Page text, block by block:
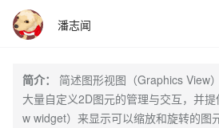
潘志闻
简介：
简述图形视图（Graphics View
大量自定义2D图元的管理与交互，并
w widget）来显示可以缩放和旋转的图